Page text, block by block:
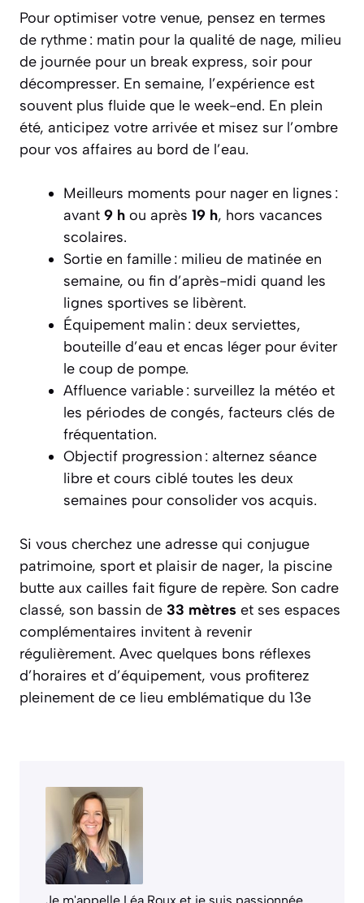
Pour optimiser votre venue, pensez en termes
de rythme : matin pour la qualité de nage, milieu
de journée pour un break express, soir pour
décompresser. En semaine, l’expérience est
souvent plus fluide que le week-end. En plein
été, anticipez votre arrivée et misez sur l’ombre
pour vos affaires au bord de l’eau.
Meilleurs moments pour nager en lignes :
avant 9 h ou après 19 h, hors vacances
scolaires.
Sortie en famille : milieu de matinée en
semaine, ou fin d’après-midi quand les
lignes sportives se libèrent.
Équipement malin : deux serviettes,
bouteille d’eau et encas léger pour éviter
le coup de pompe.
Affluence variable : surveillez la météo et
les périodes de congés, facteurs clés de
fréquentation.
Objectif progression : alternez séance
libre et cours ciblé toutes les deux
semaines pour consolider vos acquis.
Si vous cherchez une adresse qui conjugue
patrimoine, sport et plaisir de nager, la piscine
butte aux cailles fait figure de repère. Son cadre
classé, son bassin de 33 mètres et ses espaces
complémentaires invitent à revenir
régulièrement. Avec quelques bons réflexes
d’horaires et d’équipement, vous profiterez
pleinement de ce lieu emblématique du 13e